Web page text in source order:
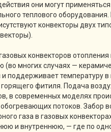
они могут
теплового
конвекторы двух
конвекторов
(во многих случаях —
и поддерживает температуру
фитиля. Подача
в современных моделях
потоков. Забор
газа в газовых
и внутреннюю, — где по